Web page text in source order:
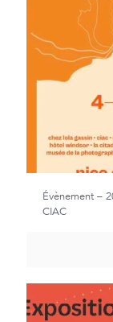
Évènement –
CIAC